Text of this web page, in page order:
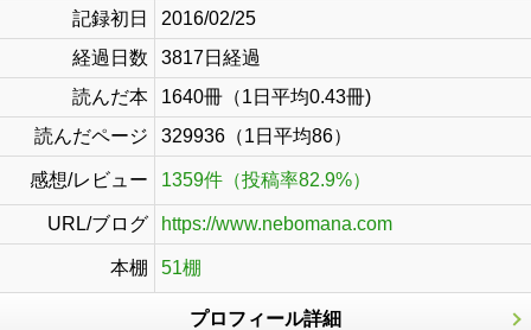
記録初日
2016/02/25
経過日数
3817日経過
読んだ本
1640冊（1日平均0.43冊)
読んだページ
329936（1日平均86）
感想/レビュー 1359件（投稿率82.9%）
URL/ブログ https://www.nebomana.com
本棚 51棚
プロフィール詳細